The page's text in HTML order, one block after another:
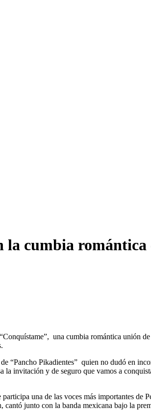
la cumbia romántica
una cumbia romántica unión
“Pancho Pikadientes” quien no dudó en
invitación y de seguro que vamos a
una de las voces más importantes de
junto con la banda mexicana bajo la